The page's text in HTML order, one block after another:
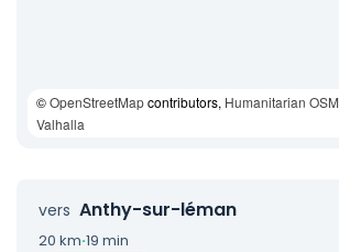
©OpenStreetMapcontributors, Humanitarian OSM
Valhalla
vers Anthy-sur-léman
20 km·19 min